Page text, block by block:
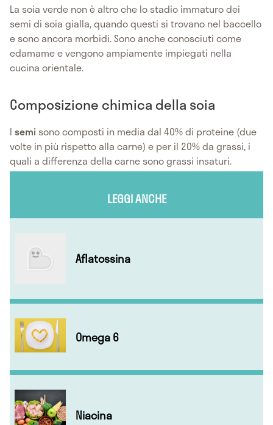
La soia verde non è altro che lo stadio immaturo dei
semi di soia gialla, quando questi si trovano nel baccello
e sono ancora morbidi. Sono anche conosciuti come
edamame e vengono ampiamente impiegati nella
cucina orientale.
Composizione chimica della soia
I semi sono composti in media dal 40% di proteine (due
volte in più rispetto alla carne) e per il 20% da grassi, i
quali a differenza della carne sono grassi insaturi.
LEGGI ANCHE
Aflatossina
Omega 6
Niacina